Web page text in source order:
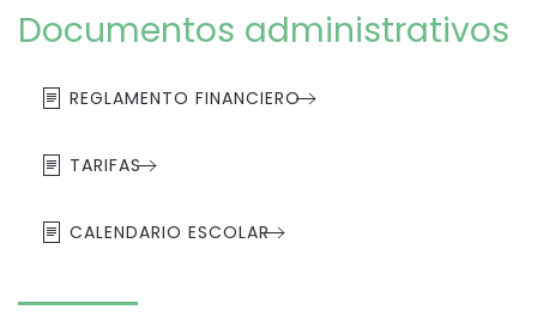
Documentos administrativos
REGLAMENTO FINANCIERO
TARIFAS
CALENDARIO ESCOLAR